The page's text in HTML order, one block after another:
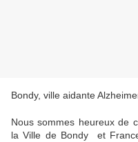
Bondy, ville aidante
Nous sommes heureux de
la Ville de Bondy et